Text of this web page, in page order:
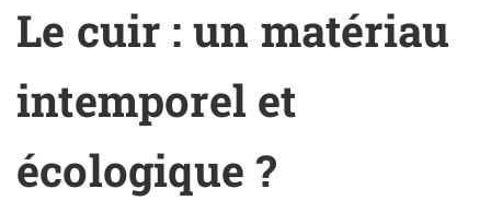
Le cuir : un matériau
intemporel et
écologique ?